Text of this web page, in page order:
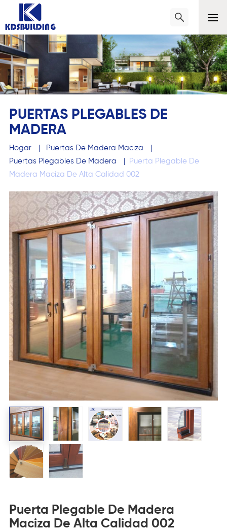
PUERTAS PLEGABLES DE
MADERA
Hogar | Puertas De Madera Maciza
|
Puertas Plegables De Madera
|
Puerta Plegable De
Madera Maciza De Alta Calidad 002
Puerta Plegable De Madera
Maciza De Alta Calidad 002